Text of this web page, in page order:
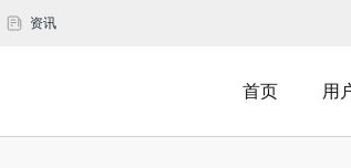
资讯
首页 用